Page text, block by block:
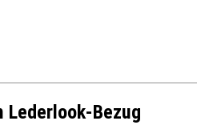
Bezug